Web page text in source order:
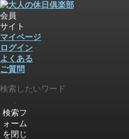
会員
サイト
マイページ
ログイン
よくある
ご質問
検索フ
ォーム
を閉じ